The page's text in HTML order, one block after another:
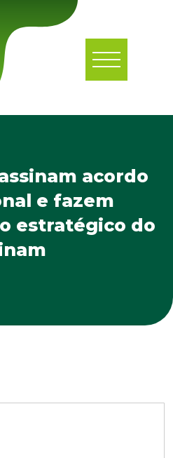
acordo
e fazem
estratégico do